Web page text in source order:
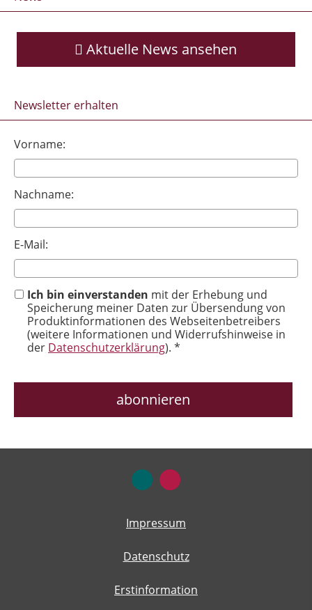
Aktuelle News ansehen
Newsletter erhalten
Vorname:
Nachname:
E-Mail:
Ich bin einverstanden mit der Erhebung und
Speicherung meiner Daten zur Übersendung von
Produktinformationen des Webseitenbetreibers
(weitere Informationen und Widerrufshinweise in
der Datenschutzerklärung). *
Impressum
Datenschutz
Erstinformation